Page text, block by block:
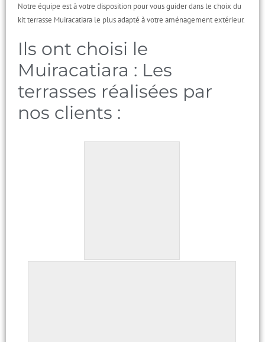
Notre équipe est à votre disposition pour vous guider dans le choix du
kit terrasse Muiracatiara le plus adapté à votre aménagement extérieur.
Ils ont choisi le
Muiracatiara : Les
terrasses réalisées par
nos clients :